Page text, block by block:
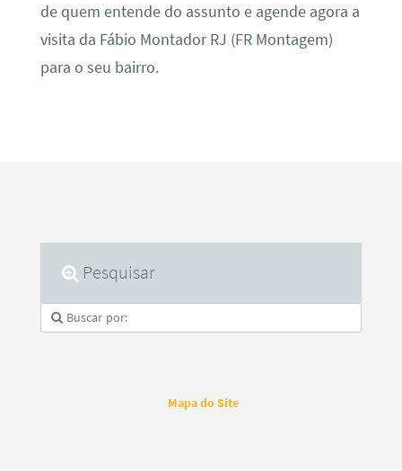
de quem entende do assunto e agende agora a
visita da Fábio Montador RJ (FR Montagem)
para o seu bairro.
Pesquisar
Mapa do Site